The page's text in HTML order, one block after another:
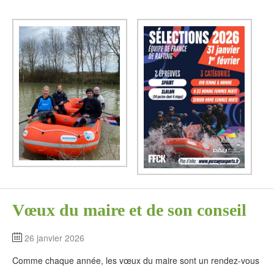
Vœux du maire et de son conseil
26 janvier 2026
Comme chaque année, les vœux du maire sont un rendez-vous